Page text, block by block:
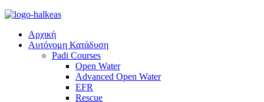
Αρχική
Αυτόνομη Κατάδυση
Padi Courses
Open Water
Advanced Open Water
EFR
Rescue